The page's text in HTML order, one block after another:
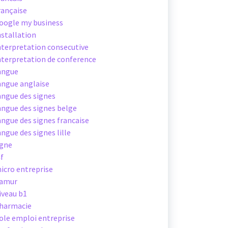
my business
consecutive
de conference
anglaise
des signes
des signes belge
des signes francaise
des signes lille
entreprise
b1
emploi entreprise